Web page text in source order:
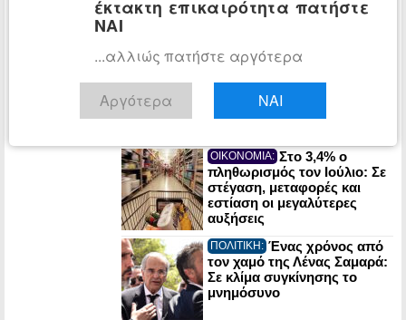
το success story της
ΠΟΛΙΤΙΚΗ: Στα Χανιά για
διακοπές ο Κυριάκος
Μητσοτάκης
ΟΙΚΟΝΟΜΙΑ: Στο 3,4% ο
πληθωρισμός τον Ιούλιο: Σε
στέγαση, μεταφορές και
εστίαση οι μεγαλύτερες
αυξήσεις
ΠΟΛΙΤΙΚΗ: Ένας χρόνος από
τον χαμό της Λένας Σαμαρά:
Σε κλίμα συγκίνησης το
μνημόσυνο
έκτακτη επικαιρότητα πατήστε
ΝΑΙ
...αλλιώς πατήστε αργότερα
Αργότερα ΝΑΙ